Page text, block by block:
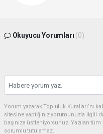
Okuyucu Yorumları (0)
Yorum yazarak Topluluk Kuralları’nı
sitesine yaptığınız yorumunuzla ilgili
başınıza üstleniyorsunuz. Yazılan
sorumlu tutulamaz.